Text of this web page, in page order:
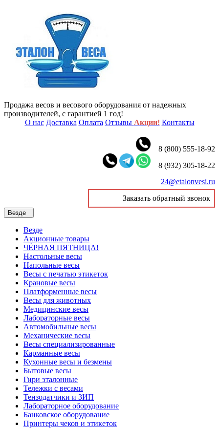
Продажа весов и весового оборудования от надежных
производителей, с гарантией 1 год!
О нас Доставка Оплата Отзывы Акции! Контакты
8 (800) 555-18-92
8 (932) 305-18-22
24@etalonvesi.ru
Заказать обратный звонок
Везде
Везде
Акционные товары
ЧЁРНАЯ ПЯТНИЦА!
Настольные весы
Напольные весы
Весы с печатью этикеток
Крановые весы
Платформенные весы
Весы для животных
Медицинские весы
Лабораторные весы
Автомобильные весы
Механические весы
Весы специализированные
Карманные весы
Кухонные весы и безмены
Бытовые весы
Гири эталонные
Тележки с весами
Тензодатчики и ЗИП
Лабораторное оборудование
Банковское оборудование
Принтеры чеков и этикеток